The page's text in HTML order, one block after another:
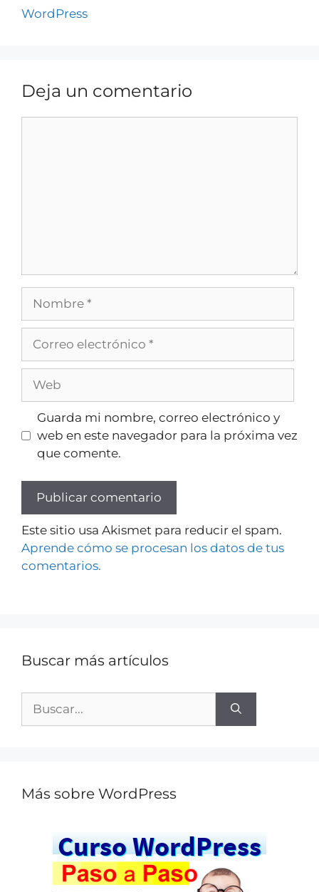
WordPress
Deja un comentario
Guarda mi nombre, correo electrónico y
web en este navegador para la próxima vez
que comente.
Este sitio usa Akismet para reducir el spam.
Aprende cómo se procesan los datos de tus
comentarios.
Buscar más artículos
Más sobre WordPress